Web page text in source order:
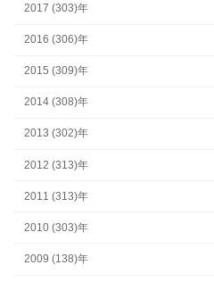
2017 (303)年
2016 (306)年
2015 (309)年
2014 (308)年
2013 (302)年
2012 (313)年
2011 (313)年
2010 (303)年
2009 (138)年